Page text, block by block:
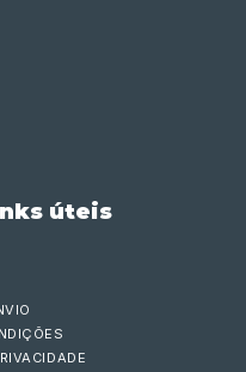
úteis